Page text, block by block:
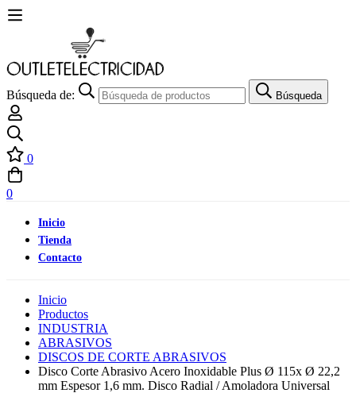
Búsqueda de: Búsqueda
0
0
Inicio
Tienda
Contacto
Inicio
Productos
INDUSTRIA
ABRASIVOS
DISCOS DE CORTE ABRASIVOS
Disco Corte Abrasivo Acero Inoxidable Plus Ø 115x Ø 22,2
mm Espesor 1,6 mm. Disco Radial / Amoladora Universal